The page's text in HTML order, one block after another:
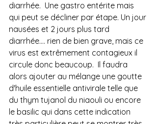
diarrhée.  Une gastro entérite mais
qui peut se décliner par étape. Un jour
nausées et 2 jours plus tard
diarrhée.... rien de bien grave, mais ce
virus est extrêmement contagieux il
circule donc beaucoup.  Il faudra
alors ajouter au mélange une goutte
d'huile essentielle antivirale telle que
du thym tujanol du niaouli ou encore
le basilic qui dans cette indication